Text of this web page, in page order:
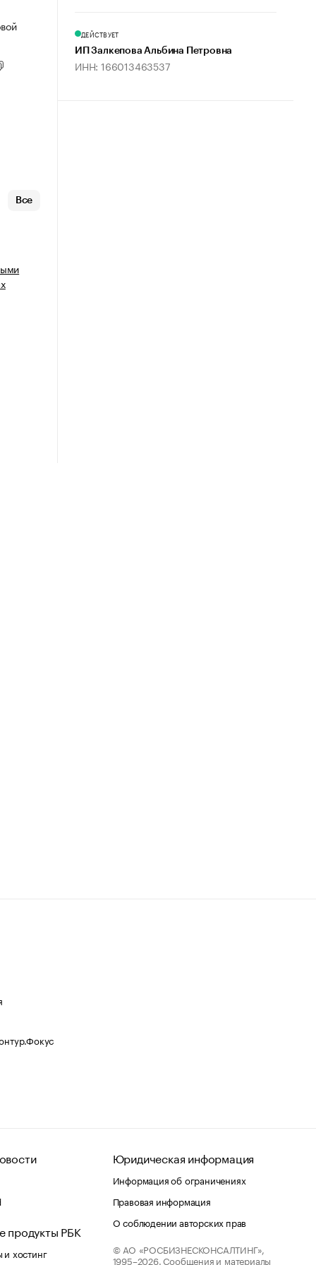
Все
ДЕЙСТВУЕТ
ИП Залкепова Альбина Петровна
ИНН: 166013463537
продукты РБК
хостинг
Юридическая информация
Информация об ограничениях
Правовая информация
О соблюдении авторских прав
© АО «РОСБИЗНЕСКОНСАЛТИНГ»,
1995–2026. Сообщения и материалы